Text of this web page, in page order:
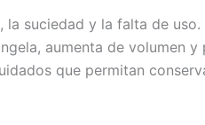
suciedad y la falta de
aumenta de volumen
que permitan